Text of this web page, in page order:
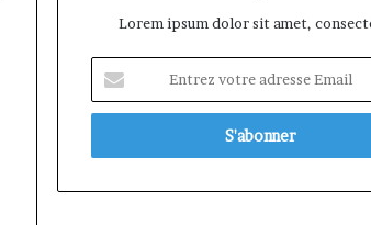
Lorem ipsum dolor sit amet,
votre
adresse